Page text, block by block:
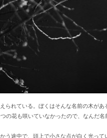
られている。ぼくはそんな名前の木が
の花も咲いていなかったので、なんだ
う途中で、頭上で小さな点が白く光っ